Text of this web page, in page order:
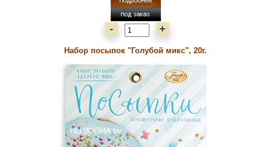
- +
Набор посыпок "Голубой микс", 20г.